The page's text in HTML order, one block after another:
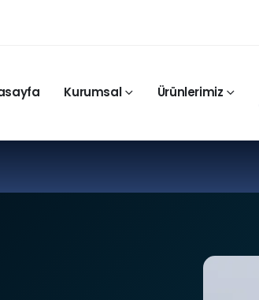
Kurumsal Ürünlerimiz